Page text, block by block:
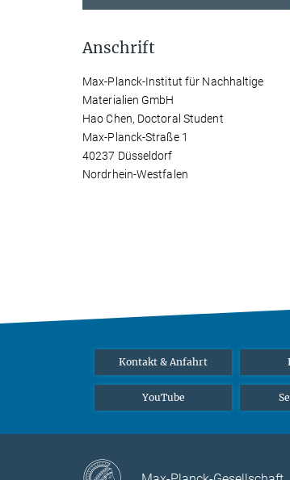
Anschrift
Max-Planck-Institut für Nachhaltige
Materialien GmbH
Hao Chen, Doctoral Student
Max-Planck-Straße 1
40237 Düsseldorf
Nordrhein-Westfalen
Kontakt & Anfahrt
YouTube